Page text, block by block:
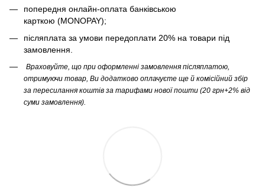
попередня онлайн-оплата банківською
карткою (MONOPAY);
післяплата за умови передоплати 20% на товари під
замовлення.
Враховуйте, що при оформленні замовлення післяплатою,
отримуючи товар, Ви додатково оплачуєте ще й комісійний збір
за пересилання коштів за тарифами нової пошти (20 грн+2% від
суми замовлення).